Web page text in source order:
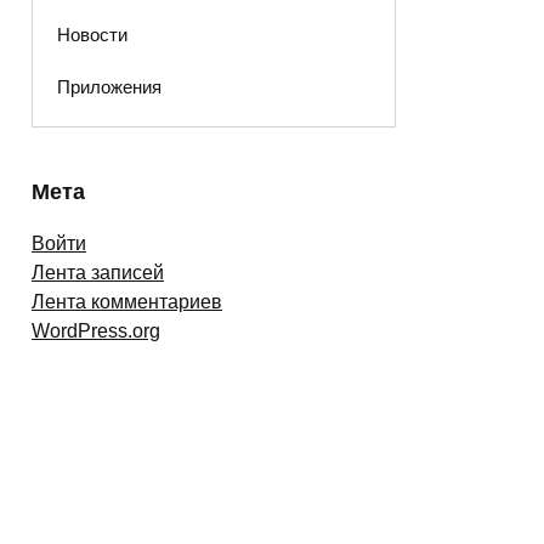
Новости
Приложения
Мета
Войти
Лента записей
Лента комментариев
WordPress.org